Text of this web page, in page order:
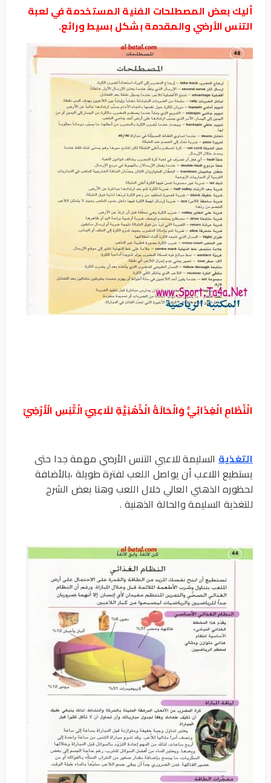
أليك بعض المصطلحات الفنية المستخدمة في لعبة
التنس الأرضي والمقدمة بشكل بسيط ورائع.
الْنِّظَامِ الْغِذَائِيُّ وَالْحَالَةُ الْذِّهْنِيَّةِ للَاعِبيّ الْتِّنِسِ الْأَرْضِيِّ
التغذية السليمة للاعبي التنس الأرضي مهمة جدا حتى
يستطيع اللاعب أن يواصل اللعب لفترة طويلة ،بالأضافة
لحظوره الذهني العالي خلال اللعب وهنا بعض الشرح
للتغذية السليمة والحالة الذهنية .